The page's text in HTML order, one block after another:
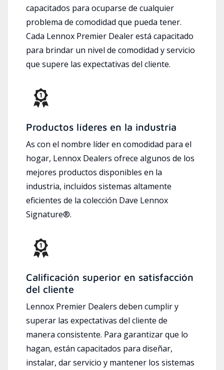
capacitados para ocuparse de cualquier
problema de comodidad que pueda tener.
Cada Lennox Premier Dealer está capacitado
para brindar un nivel de comodidad y servicio
que supere las expectativas del cliente.
Productos líderes en la industria
As con el nombre líder en comodidad para el
hogar, Lennox Dealers ofrece algunos de los
mejores productos disponibles en la
industria, incluidos sistemas altamente
eficientes de la colección Dave Lennox
Signature®.
Calificación superior en satisfacción
del cliente
Lennox Premier Dealers deben cumplir y
superar las expectativas del cliente de
manera consistente. Para garantizar que lo
hagan, están capacitados para diseñar,
instalar, dar servicio y mantener los sistemas